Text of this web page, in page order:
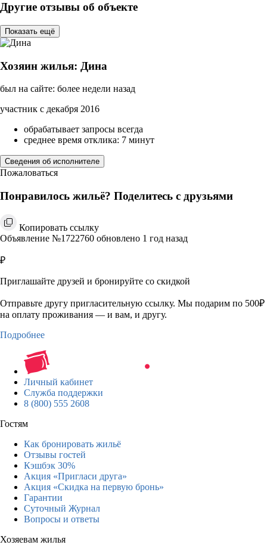
Другие отзывы об объекте
Показать ещё
Хозяин жилья: Дина
был на сайте: более недели назад
участник с декабря 2016
обрабатывает запросы всегда
среднее время отклика: 7 минут
Сведения об исполнителе
Пожаловаться
Понравилось жильё? Поделитесь с друзьями
Копировать ссылку
Объявление №1722760 обновлено 1 год назад
₽
Приглашайте друзей и бронируйте со скидкой
Отправьте другу пригласительную ссылку. Мы подарим по 500₽
на оплату проживания — и вам, и другу.
Подробнее
Личный кабинет
Служба поддержки
8 (800) 555 2608
Гостям
Как бронировать жильё
Отзывы гостей
Кэшбэк 30%
Акция «Пригласи друга»
Акция «Скидка на первую бронь»
Гарантии
Суточный Журнал
Вопросы и ответы
Хозяевам жилья